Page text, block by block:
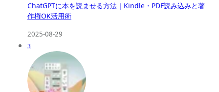
ChatGPTに本を読ませる方法｜Kindle・PDF読み込みと著
作権OK活用術
2025-08-29
3